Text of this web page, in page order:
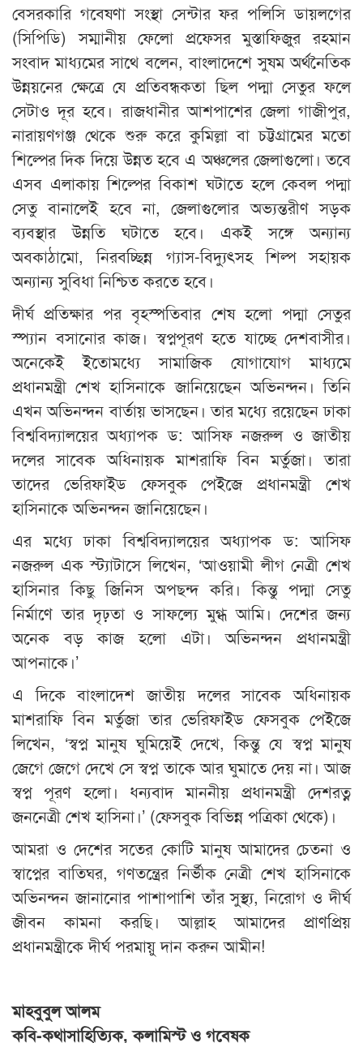
বেসরকারি গবেষণা সংস্থা সেন্টার ফর পলিসি ডায়লগের
(সিপিডি) সম্মানীয় ফেলো প্রফেসর মুস্তাফিজুর রহমান
সংবাদ মাধ্যমের সাথে বলেন, বাংলাদেশে সুষম অর্থনৈতিক
উন্নয়নের ক্ষেত্রে যে প্রতিবন্ধকতা ছিল পদ্মা সেতুর ফলে
সেটাও দূর হবে। রাজধানীর আশপাশের জেলা গাজীপুর,
নারায়ণগঞ্জ থেকে শুরু করে কুমিল্লা বা চট্টগ্রামের মতো
শিল্পের দিক দিয়ে উন্নত হবে এ অঞ্চলের জেলাগুলো। তবে
এসব এলাকায় শিল্পের বিকাশ ঘটাতে হলে কেবল পদ্মা
সেতু বানালেই হবে না, জেলাগুলোর অভ্যন্তরীণ সড়ক
ব্যবস্থার উন্নতি ঘটাতে হবে। একই সঙ্গে অন্যান্য
অবকাঠামো, নিরবচ্ছিন্ন গ্যাস-বিদ্যুৎসহ শিল্প সহায়ক
অন্যান্য সুবিধা নিশ্চিত করতে হবে।
দীর্ঘ প্রতিক্ষার পর বৃহস্পতিবার শেষ হলো পদ্মা সেতুর
স্প্যান বসানোর কাজ। স্বপ্নপূরণ হতে যাচ্ছে দেশবাসীর।
অনেকেই ইতোমধ্যে সামাজিক যোগাযোগ মাধ্যমে
প্রধানমন্ত্রী শেখ হাসিনাকে জানিয়েছেন অভিনন্দন। তিনি
এখন অভিনন্দন বার্তায় ভাসছেন। তার মধ্যে রয়েছেন ঢাকা
বিশ্ববিদ্যালয়ের অধ্যাপক ড: আসিফ নজরুল ও জাতীয়
দলের সাবেক অধিনায়ক মাশরাফি বিন মর্তুজা। তারা
তাদের ভেরিফাইড ফেসবুক পেইজে প্রধানমন্ত্রী শেখ
হাসিনাকে অভিনন্দন জানিয়েছেন।
এর মধ্যে ঢাকা বিশ্ববিদ্যালয়ের অধ্যাপক ড: আসিফ
নজরুল এক স্ট্যাটাসে লিখেন, ‘আওয়ামী লীগ নেত্রী শেখ
হাসিনার কিছু জিনিস অপছন্দ করি। কিন্তু পদ্মা সেতু
নির্মাণে তার দৃঢ়তা ও সাফল্যে মুগ্ধ আমি। দেশের জন্য
অনেক বড় কাজ হলো এটা। অভিনন্দন প্রধানমন্ত্রী
আপনাকে।’
এ দিকে বাংলাদেশ জাতীয় দলের সাবেক অধিনায়ক
মাশরাফি বিন মর্তুজা তার ভেরিফাইড ফেসবুক পেইজে
লিখেন, ‘স্বপ্ন মানুষ ঘুমিয়েই দেখে, কিন্তু যে স্বপ্ন মানুষ
জেগে জেগে দেখে সে স্বপ্ন তাকে আর ঘুমাতে দেয় না। আজ
স্বপ্ন পূরণ হলো। ধন্যবাদ মাননীয় প্রধানমন্ত্রী দেশরত্ন
জননেত্রী শেখ হাসিনা।’ (ফেসবুক বিভিন্ন পত্রিকা থেকে)।
আমরা ও দেশের সতের কোটি মানুষ আমাদের চেতনা ও
স্বাপ্নের বাতিঘর, গণতন্ত্রের নির্ভীক নেত্রী শেখ হাসিনাকে
অভিনন্দন জানানোর পাশাপাশি তাঁর সুস্থ্য, নিরোগ ও দীর্ঘ
জীবন কামনা করছি। আল্লাহ আমাদের প্রাণপ্রিয়
প্রধানমন্ত্রীকে দীর্ঘ পরমায়ু দান করুন আমীন!
মাহবুবুল আলম
কবি-কথাসাহিত্যিক, কলামিস্ট ও গবেষক